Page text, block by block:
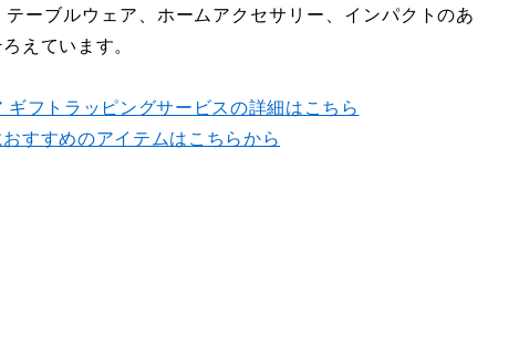
ーブルウェア、ホームアクセサリー、インパクトのあ
えています。
ギフトラッピングサービスの詳細はこちら
すすめのアイテムはこちらから